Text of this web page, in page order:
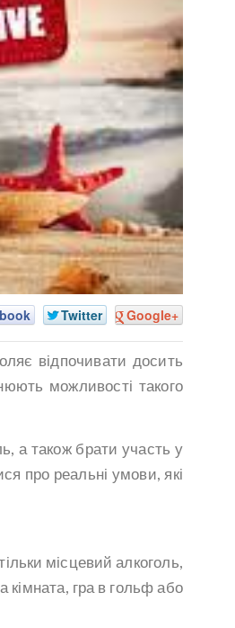
Twitter Google+
відпочивати досить
можливості такого
а також брати участь у
про реальні умови, які
місцевий алкоголь,
кімната, гра в гольф або